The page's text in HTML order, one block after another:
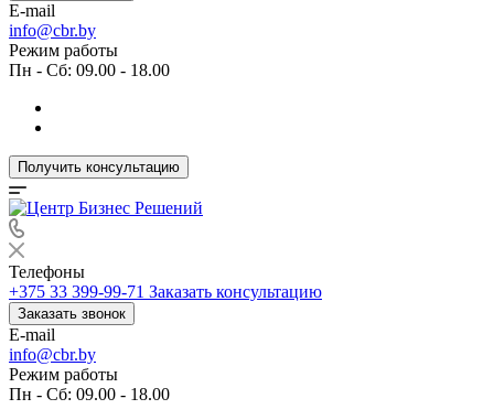
E-mail
info@cbr.by
Режим работы
Пн - Сб: 09.00 - 18.00
Получить консультацию
Телефоны
+375 33 399-99-71 Заказать консультацию
Заказать звонок
E-mail
info@cbr.by
Режим работы
Пн - Сб: 09.00 - 18.00